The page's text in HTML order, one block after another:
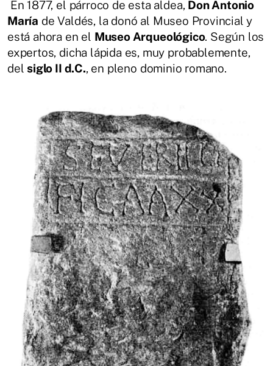
En 1877, el párroco de esta aldea, Don Antonio
María de Valdés, la donó al Museo Provincial y
está ahora en el Museo Arqueológico. Según los
expertos, dicha lápida es, muy probablemente,
delsiglo II d.C., en pleno dominio romano.